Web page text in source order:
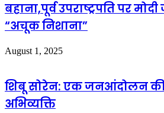
बहाना,पूर्व उपराष्ट्रपति पर
“अचूक निशाना”
August 1, 2025
शिबू सोरेन: एक जनआंदोलन की
अभिव्यक्ति